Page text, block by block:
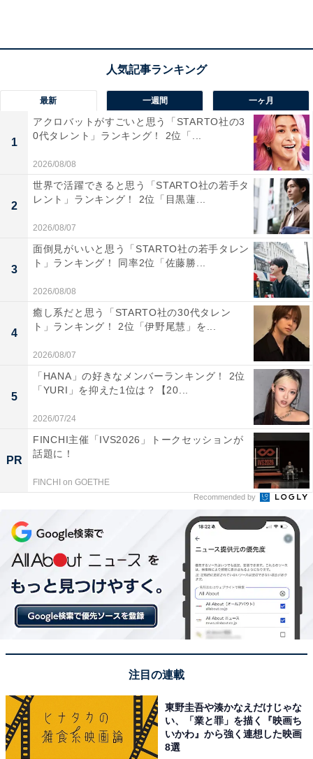
響力から、進学できれば非常に自慢できると認識されて
います。特に政財界、メディアなど、社会のリーダー層
に多くの卒業生がいることから、高いステータス性を持
っています。福澤諭吉の掲げた「独立自尊」の精神は、
学生に自信とプライドを与え、自慢の源となっていると
回答者からは「日本屈指の名門私立大学で、著名な政治
家や実業家、文化人を数多く輩出し、国内外で活躍する
リーダーを育成してきたからです」（60代女性／愛知
県）、「知名度、お金持ちのイメージなど自慢できるポ
イントが多いから」（30代男性／神奈川県）、「金銭的
にも余裕が見えるし、優秀なのが自慢になるような気が
する」（60代女性／千葉県）といった声が集まりまし
た。
※回答者からのコメントは原文ママです
All About ニュースの編集者。オールアバウトに入社後、SNSトレン
ドにフォーカスした記事執筆やSEOライティングの経験を経て、の
ちにAll About ニュースチームのメンバーに加入。現在は旅行・カル
チャー・エンタメなどを中心に企画編集を担当。東京都出身。居酒
...続きを読む
4位までのランキング結果を見る
最新 一週間 一ヶ月
1
アクロバットがすごいと思う「STARTO社の3
0代タレント」ランキング！ 2位「...
2026/08/08
2
世界で活躍できると思う「STARTO社の若手タ
レント」ランキング！ 2位「目黒蓮...
2026/08/07
3
面倒見がいいと思う「STARTO社の若手タレン
ト」ランキング！ 同率2位「佐藤勝...
2026/08/08
4
癒し系だと思う「STARTO社の30代タレン
ト」ランキング！ 2位「伊野尾慧」を...
2026/08/07
5
「HANA」の好きなメンバーランキング！ 2位
「YURI」を抑えた1位は？【20...
2026/07/24
PR
FINCHI主催「IVS2026」トークセッションが
話題に！
FINCHI on GOETHE
Recommended by
注目の連載
東野圭吾や湊かなえだけじゃな
い、「業と罪」を描く『映画ち
いかわ』から強く連想した映画
8選